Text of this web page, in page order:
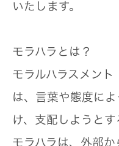
いたします。
モラハラとは？
モラルハラスメント
は、 言葉や態度に
け、支配しようとす
モラハラは、外部